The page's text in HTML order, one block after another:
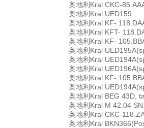
奥地利Kral CKC-
奥地利Kral UED159
奥地利Kral KF-
奥地利Kral KFT-
奥地利Kral KF-
奥地利Kral
奥地利Kral
奥地利Kral
奥地利Kral KF-
奥地利Kral
奥地利Kral BEG 43D,
奥地利Kral M 42.04
奥地利Kral CKC-
奥地利Kral